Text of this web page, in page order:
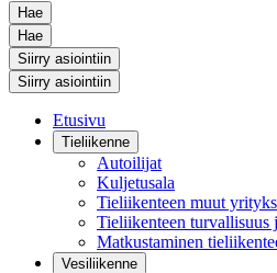
Hae
Hae
Siirry asiointiin
Siirry asiointiin
Etusivu
Tieliikenne
Autoilijat
Kuljetusala
Tieliikenteen muut
Tieliikenteen turvallisuus
Matkustaminen
Vesiliikenne